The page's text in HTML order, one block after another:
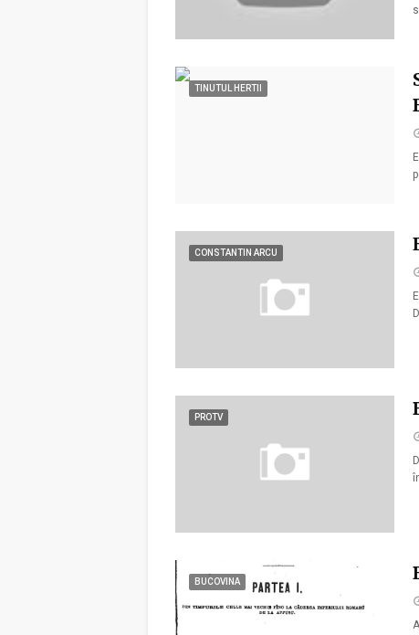
TINUTUL HERTII
CONSTANTIN ARCU
PROTV
BUCOVINA